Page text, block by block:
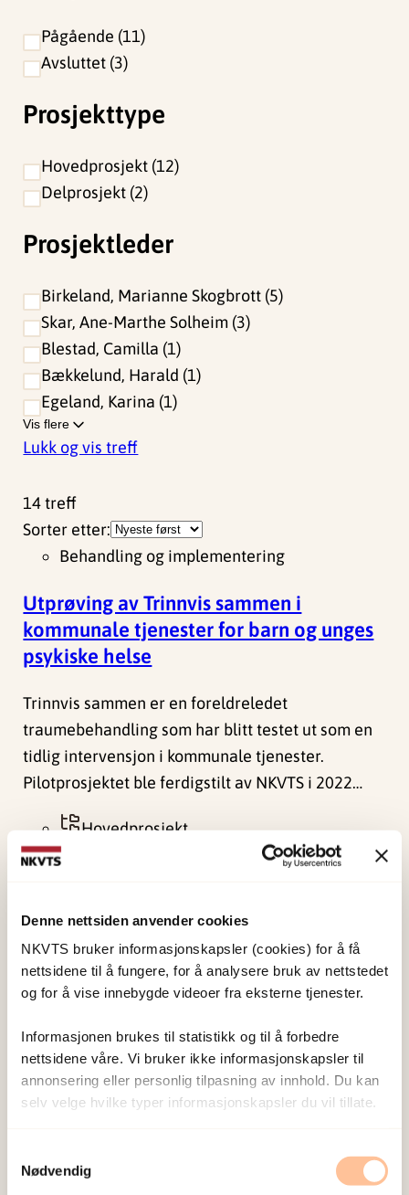
Denne nettsiden anvender cookies
NKVTS bruker informasjonskapsler (cookies) for å få
nettsidene til å fungere, for å analysere bruk av nettstedet
og for å vise innebygde videoer fra eksterne tjenester.
Informasjonen brukes til statistikk og til å forbedre
nettsidene våre. Vi bruker ikke informasjonskapsler til
annonsering eller personlig tilpasning av innhold. Du kan
selv velge hvilke typer informasjonskapsler du vil tillate.
Nødvendig
Pågående 11
Avsluttet 3
Prosjekttype
Hovedprosjekt 12
Delprosjekt 2
Prosjektleder
Birkeland, Marianne Skogbrott 5
Skar, Ane-Marthe Solheim 3
Blestad, Camilla 1
Bækkelund, Harald 1
Egeland, Karina 1
Vis flere
Lukk og vis treff
14 treff
Sorter etter:
Behandling og implementering
Utprøving av Trinnvis sammen i
kommunale tjenester for barn og unges
psykiske helse
Trinnvis sammen er en foreldreledet
traumebehandling som har blitt testet ut som en
tidlig intervensjon i kommunale tjenester.
Pilotprosjektet ble ferdigstilt av NKVTS i 2022…
Hovedprosjekt
Behandling og implementering
Vold og overgrep
Implementering av TF-CBT i BUP 2018-
Traumefokusert kognitiv atferdsterapi (TF-CBT) er
en kunnskapsbasert behandlingsmetode for barn
og unge som har opplevd traumer og som strever
kunnskapssenter om…